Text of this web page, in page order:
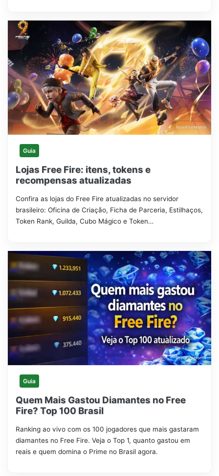
Guia
Lojas Free Fire: itens, tokens e
recompensas atualizadas
Confira as lojas do Free Fire atualizadas no servidor
brasileiro: Oficina de Criação, Ficha de Parceria, Estilhaços,
Token Rank, Guilda, Cubo Mágico e Token…
Guia
Quem Mais Gastou Diamantes no Free
Fire? Top 100 Brasil
Ranking ao vivo com os 100 jogadores que mais gastaram
diamantes no Free Fire. Veja o Top 1, quanto gastou em
reais e quem domina o Prime no Brasil agora.